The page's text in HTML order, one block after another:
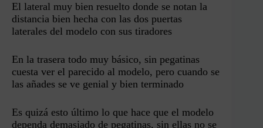
El lateral muy bien resuelto donde se notan la
distancia bien hecha con las dos puertas
laterales del modelo con sus tiradores
En la trasera todo muy básico, sin pegatinas
cuesta ver el parecido al modelo, pero cuando se
las añades se ve genial y bien terminado
Es quizá esto último lo que hace que el modelo
dependa demasiado de pegatinas, sin ellas no se